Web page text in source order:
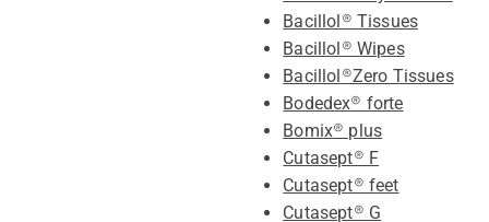
Bacillol® Tissues
Bacillol® Wipes
Bacillol®Zero Tissues
Bodedex® forte
Bomix® plus
Cutasept® F
Cutasept® feet
Cutasept® G